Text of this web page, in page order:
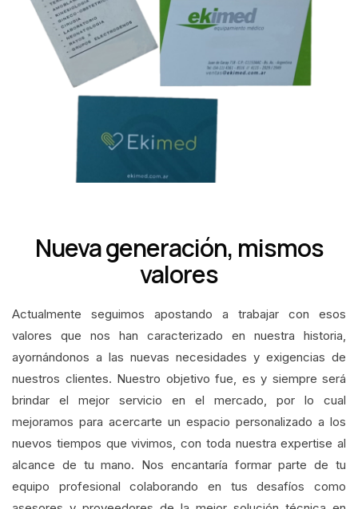
Nueva generación, mismos
valores
Actualmente seguimos apostando a trabajar con esos
valores que nos han caracterizado en nuestra historia,
ayornándonos a las nuevas necesidades y exigencias de
nuestros clientes. Nuestro objetivo fue, es y siempre será
brindar el mejor servicio en el mercado, por lo cual
mejoramos para acercarte un espacio personalizado a los
nuevos tiempos que vivimos, con toda nuestra expertise al
alcance de tu mano. Nos encantaría formar parte de tu
equipo profesional colaborando en tus desafíos como